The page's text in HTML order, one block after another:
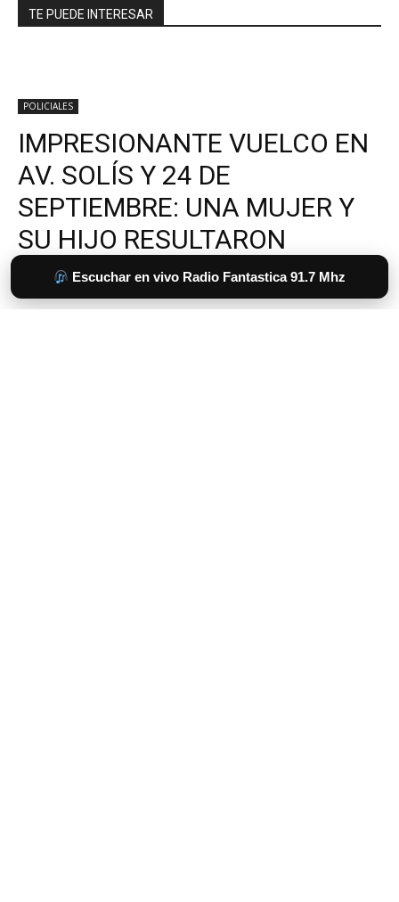
Escuchar en vivo Radio Fantastica 91.7 Mhz
TE PUEDE INTERESAR